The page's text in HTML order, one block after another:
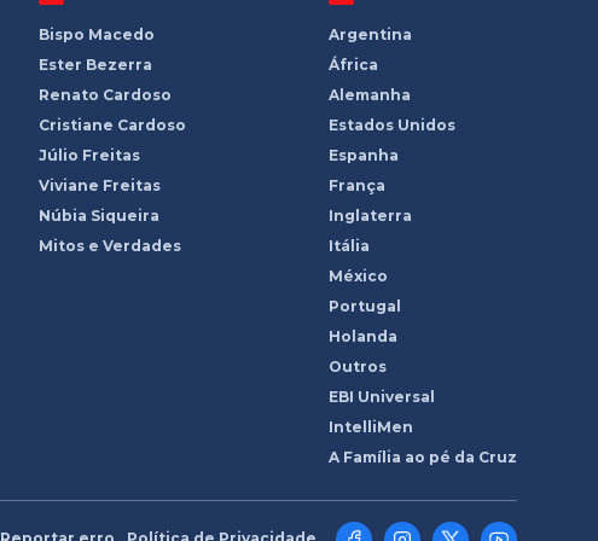
Bispo Macedo
Ester Bezerra
Renato Cardoso
Cristiane Cardoso
Júlio Freitas
Viviane Freitas
Núbia Siqueira
Mitos e Verdades
Argentina
África
Alemanha
Estados Unidos
Espanha
França
Inglaterra
Itália
México
Portugal
Holanda
Outros
EBI Universal
IntelliMen
A Família ao pé da Cruz